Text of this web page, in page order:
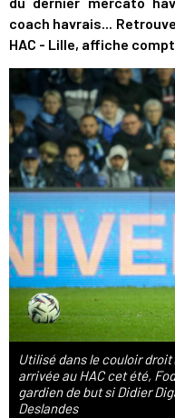
coach havrais...
HAC - Lille, affiche
Utilisé dans le couloir
arrivée au HAC cet été,
gardien de but si Didier
Deslandes